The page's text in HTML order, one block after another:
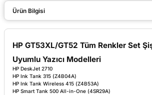
Ürün Bilgisi
HP GT53XL/GT52 Tüm Renkler Set
Uyumlu Yazıcı Modelleri
HP DeskJet 2710
HP Ink Tank 315 (Z4B04A)
HP Ink Tank Wireless 415 (Z4B53A)
HP Smart Tank 500 All-in-One (4SR29A)